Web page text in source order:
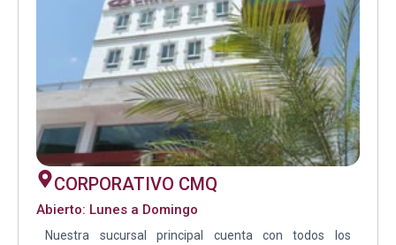
CORPORATIVO CMQ
Abierto: Lunes a Domingo
Nuestra sucursal principal cuenta con todos los